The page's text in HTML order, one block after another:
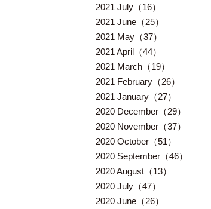
2021 July（16）
2021 June（25）
2021 May（37）
2021 April（44）
2021 March（19）
2021 February（26）
2021 January（27）
2020 December（29）
2020 November（37）
2020 October（51）
2020 September（46）
2020 August（13）
2020 July（47）
2020 June（26）